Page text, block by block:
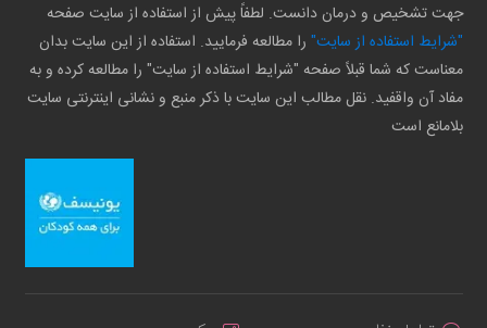
جهت تشخیص و درمان دانست. لطفاً پیش از استفاده از سایت صفحه
"شرایط استفاده از سایت" را مطالعه فرمایید. استفاده از این سایت بدان
معناست که شما قبلاً صفحه "شرایط استفاده از سایت" را مطالعه کرده و به
مفاد آن واقفید. نقل مطالب این سایت با ذکر منبع و نشانی اینترنتی سایت
بلامانع است